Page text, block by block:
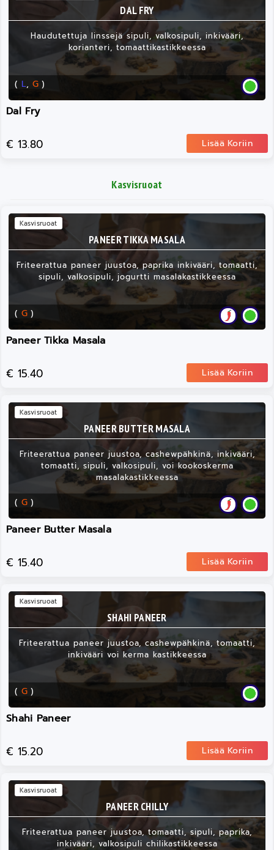
DAL FRY
Haudutettuja linssejä sipuli, valkosipuli, inkivääri,
korianteri, tomaattikastikkeessa
( L, G )
Dal Fry
€ 13.80 Lisää Koriin
Kasvisruoat
PANEER TIKKA MASALA
Friteerattua paneer juustoa, paprika inkivääri, tomaatti,
sipuli, valkosipuli, jogurtti masalakastikkeessa
( G )
Kasvisruoat
Paneer Tikka Masala
€ 15.40 Lisää Koriin
PANEER BUTTER MASALA
Friteerattua paneer juustoa, cashewpähkinä, inkivääri,
tomaatti, sipuli, valkosipuli, voi kookoskerma
masalakastikkeessa
( G )
Kasvisruoat
Paneer Butter Masala
€ 15.40 Lisää Koriin
SHAHI PANEER
Friteerattua paneer juustoa, cashewpähkinä, tomaatti,
inkivääri voi kerma kastikkeessa
( G )
Kasvisruoat
Shahi Paneer
€ 15.20 Lisää Koriin
PANEER CHILLY
Friteerattua paneer juustoa, tomaatti, sipuli, paprika,
inkivääri, valkosipuli chilikastikkeessa
Kasvisruoat